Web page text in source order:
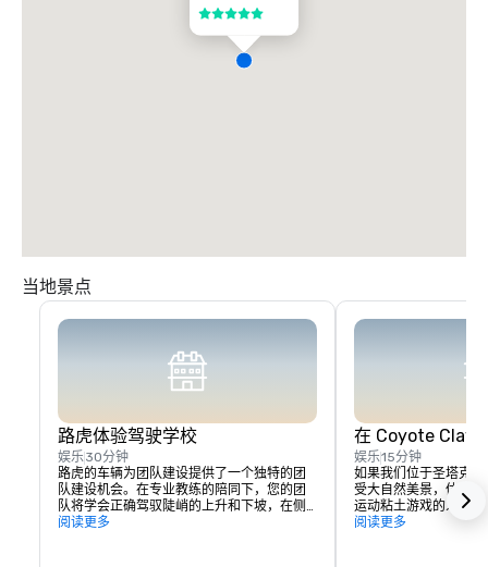
5/5
当地景点
路虎体验驾驶学校
娱乐30分钟
路虎的车辆为团队建设提供了一个独特的团
队建设机会。在专业教练的陪同下，您的团
队将学会正确驾驭陡峭的上升和下坡，在侧
倾时选择正确的线路，并在充满挑战的越野
阅读更多
在 Coyote Clays
娱乐15分钟
如果我们位于圣塔克
受大自然美景，体验
运动粘土游戏的人或
每个人都将轮流穿过
阅读更多